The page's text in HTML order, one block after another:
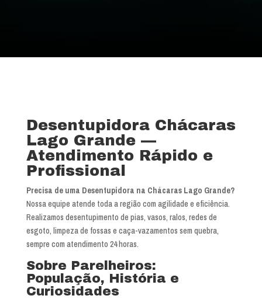
Desentupidora Chácaras
Lago Grande —
Atendimento Rápido e
Profissional
Precisa de uma Desentupidora na Chácaras Lago Grande?
Nossa equipe atende toda a região com agilidade e eficiência.
Realizamos desentupimento de pias, vasos, ralos, redes de
esgoto, limpeza de fossas e caça-vazamentos sem quebra,
sempre com atendimento 24 horas.
Sobre Parelheiros:
População, História e
Curiosidades